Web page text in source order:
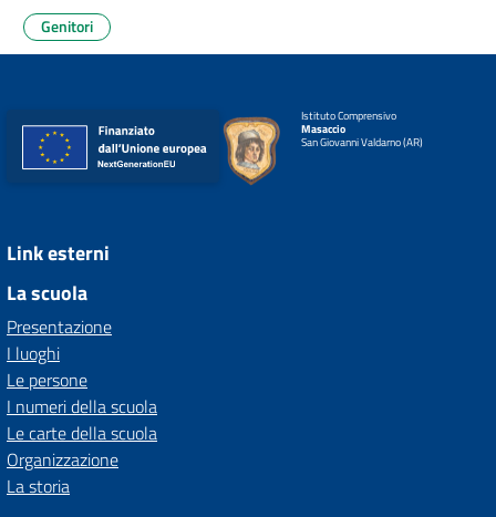
Genitori
Istituto Comprensivo
Masaccio
San Giovanni Valdarno (AR)
Link esterni
La scuola
Presentazione
I luoghi
Le persone
I numeri della scuola
Le carte della scuola
Organizzazione
La storia